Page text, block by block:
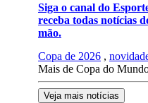
Siga o canal do
receba todas notícias
mão.
Copa de 2026 ,
Mais de Copa do
Veja mais notícias